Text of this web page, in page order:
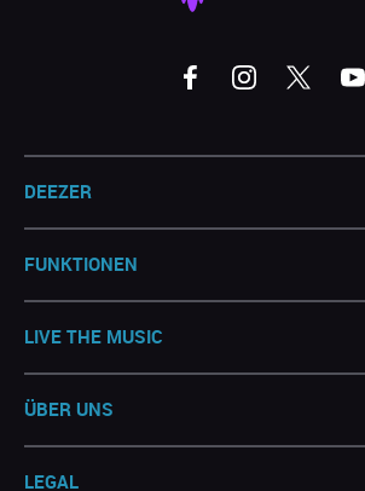
DEEZER
FUNKTIONEN
LIVE THE MUSIC
ÜBER UNS
LEGAL